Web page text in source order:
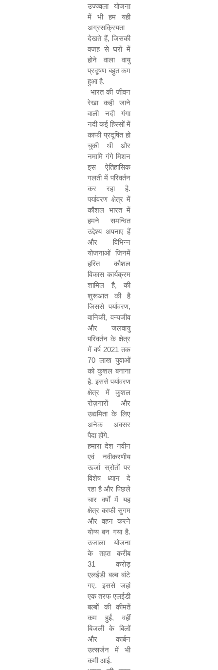
उज्ज्वला योजना
में भी हम यही
अग्रसक्रियता
देखते हैं, जिसकी
वजह से घरों में
होने वाला वायु
प्रदूषण बहुत कम
हुआ है.
भारत की जीवन
रेखा कही जाने
वाली नदी गंगा
नदी कई हिस्सों में
काफी प्रदूषित हो
चुकी थी और
नमामि गंगे मिशन
इस ऐतिहासिक
गलती में परिवर्तन
कर रहा है.
पर्यावरण क्षेत्र में
कौशल भारत में
हमने समन्वित
उद्देश्य अपनाए हैं
और विभिन्न
योजनाओं जिनमें
हरित कौशल
विकास कार्यक्रम
शामिल है, की
शुरूआत की है
जिससे पर्यावरण,
वानिकी, वन्यजीव
और जलवायु
परिवर्तन के क्षेत्र
में वर्ष 2021 तक
70 लाख युवाओं
को कुशल बनाना
है. इससे पर्यावरण
क्षेत्र में कुशल
रोज़गारों और
उद्यमिता के लिए
अनेक अवसर
पैदा होंगे.
हमारा देश नवीन
एवं नवीकरणीय
ऊर्जा स्रोतों पर
विशेष ध्यान दे
रहा है और पिछले
चार वर्षों में यह
क्षेत्र काफी सुगम
और वहन करने
योग्य बन गया है.
उजाला योजना
के तहत करीब
31
करोड़
एलईडी बल्ब बांटे
गए. इससे जहां
एक तरफ एलईडी
बल्बों की कीमतें
कम हुईं, वहीं
बिजली के बिलों
और कार्बन
उत्सर्जन में भी
कमी आई.